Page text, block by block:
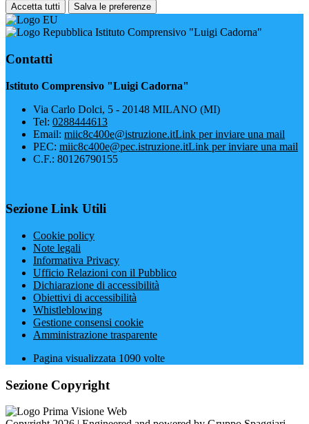
Accetta tutti Salva le preferenze
Istituto Comprensivo "Luigi Cadorna"
Contatti
Istituto Comprensivo "Luigi Cadorna"
Via Carlo Dolci, 5 - 20148 MILANO (MI)
Tel: 0288444613
Email: miic8c400e@istruzione.itLink per inviare una mail
PEC: miic8c400e@pec.istruzione.itLink per inviare una mail
C.F.: 80126790155
Sezione Link Utili
Cookie policy
Note legali
Informativa Privacy
Ufficio Relazioni con il Pubblico
Dichiarazione di accessibilità
Obiettivi di accessibilità
Whistleblowing
Gestione consensi cookie
Amministrazione trasparente
Pagina visualizzata 1090 volte
Sezione Copyright